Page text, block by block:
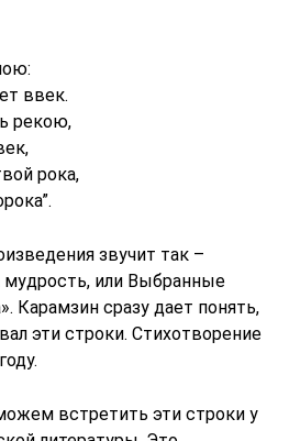
ввек.
рекою,
рока,
звучит так –
или Выбранные
Карамзин сразу дает понять,
эти строки. Стихотворение
встретить эти строки у